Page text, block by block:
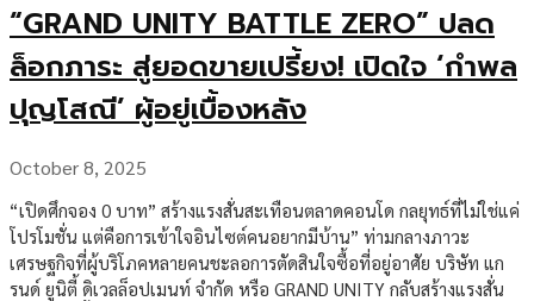
“GRAND UNITY BATTLE ZERO” ปลด
ล็อกภาระ สู่ยอดขายเปรี้ยง! เปิดใจ ‘กำพล
ปุญโสณี’ ผู้อยู่เบื้องหลัง
October 8, 2025
“เปิดศึกจอง 0 บาท” สร้างแรงสั่นสะเทือนตลาดคอนโด กลยุทธ์ที่ไม่ใช่แค่
โปรโมชั่น แต่คือการเข้าใจอินไซต์คนอยากมีบ้าน” ท่ามกลางภาวะ
เศรษฐกิจที่ผู้บริโภคหลายคนชะลอการตัดสินใจซื้อที่อยู่อาศัย บริษัท แก
รนด์ ยูนิตี้ ดิเวลล็อปเมนท์ จำกัด หรือ GRAND UNITY กลับสร้างแรงสั่น